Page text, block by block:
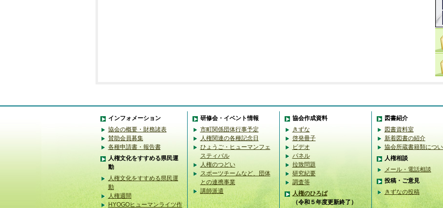
インフォメーション
協会の概要・財務諸表
賛助会員募集
各種申請書・報告書
人権文化をすすめる県民運
動
人権文化をすすめる県民運
動
人権週間
HYOGOヒューマンライツ作
研修会・イベント情報
市町関係団体行事予定
人権関連の各種記念日
ひょうご・ヒューマンフェ
スティバル
人権のつどい
スポーツチームなど、団体
との連携事業
講師派遣
協会作成資料
きずな
啓発冊子
ビデオ
パネル
拉致問題
研究紀要
調査等
人権のひろば
（令和５年度更新終了）
図書紹介
図書資料室
新着図書の紹介
協会所蔵書籍類につ
人権相談
メール・電話相談
投稿・ご意見
きずなの投稿